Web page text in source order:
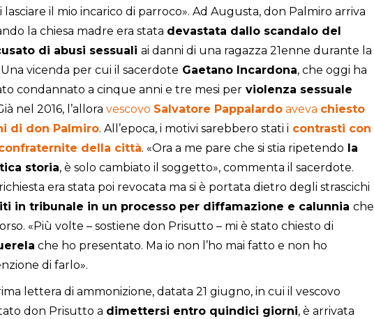
il mio incarico di parroco». Ad Augusta, don Palmiro arriva
la chiesa madre era stata devastata dallo scandalo del
di abusi sessuali ai danni di una ragazza 21enne durante la
vicenda per cui il sacerdote Gaetano Incardona, che oggi ha
condannato a cinque anni e tre mesi per violenza sessuale
nel 2016, l’allora vescovo Salvatore Pappalardo aveva chiesto
di don Palmiro. All’epoca, i motivi sarebbero stati i contrasti con
della città. «Ora a me pare che si stia ripetendo la
storia, è solo cambiato il soggetto», commenta il sacerdote.
era stata poi revocata ma si è portata dietro degli strascichi
in tribunale in un processo per diffamazione e calunnia che
«Più volte – sostiene don Prisutto – mi è stato chiesto di
che ho presentato. Ma io non l’ho mai fatto e non ho
di farlo».
lettera di ammonizione, datata 21 giugno, in cui il vescovo
don Prisutto a dimettersi entro quindici giorni, è arrivata